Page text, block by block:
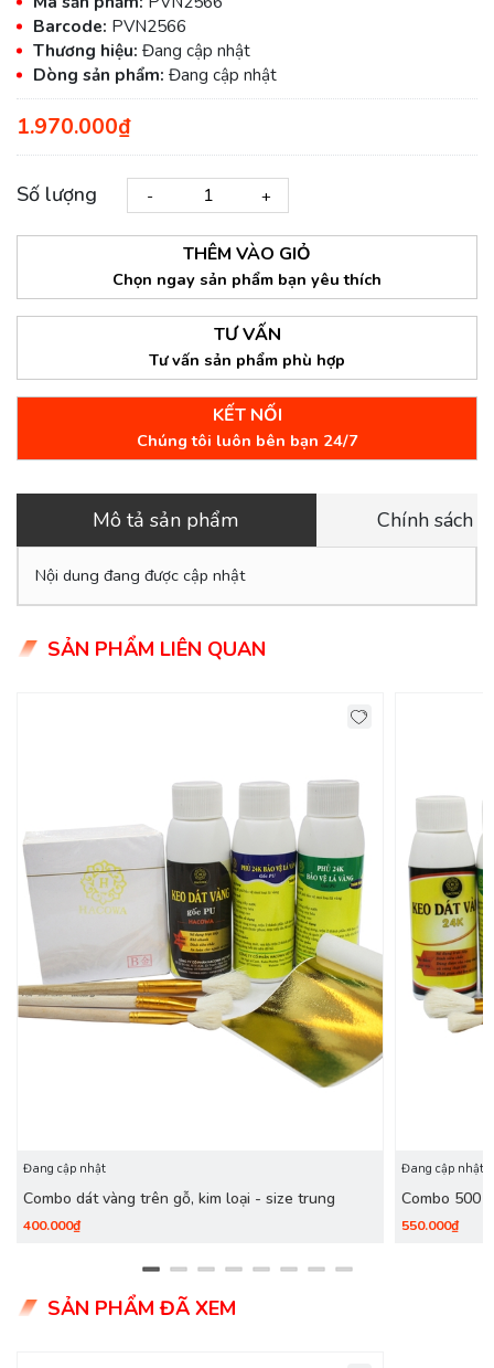
Barcode: PVN2566
Thương hiệu: Đang cập nhật
Dòng sản phẩm: Đang cập nhật
1.970.000₫
Số lượng - +
THÊM VÀO GIỎ
Chọn ngay sản phẩm bạn yêu thích
TƯ VẤN
Tư vấn sản phẩm phù hợp
KẾT NỐI
Chúng tôi luôn bên bạn 24/7
Mô tả sản phẩm Chính sách
Nội dung đang được cập nhật
SẢN PHẨM LIÊN QUAN
Đang cập nhật
Combo dát vàng trên gỗ, kim loại - size trung
400.000₫
Đang cập nhật
Combo 500
size trung
550.000₫
SẢN PHẨM ĐÃ XEM